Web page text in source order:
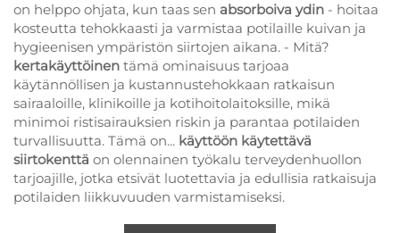
on helppo ohjata, kun taas sen absorboiva ydin - hoitaa
kosteutta tehokkaasti ja varmistaa potilaille kuivan ja
hygieenisen ympäristön siirtojen aikana. - Mitä?
kertakäyttöinen tämä ominaisuus tarjoaa
käytännöllisen ja kustannustehokkaan ratkaisun
sairaaloille, klinikoille ja kotihoitolaitoksille, mikä
minimoi ristisairauksien riskin ja parantaa potilaiden
turvallisuutta. Tämä on... käyttöön käytettävä
siirtokenttä on olennainen työkalu terveydenhuollon
tarjoajille, jotka etsivät luotettavia ja edullisia ratkaisuja
potilaiden liikkuvuuden varmistamiseksi.